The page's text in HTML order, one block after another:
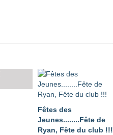
Fêtes des
Jeunes........Fête de
Ryan, Fête du club !!!